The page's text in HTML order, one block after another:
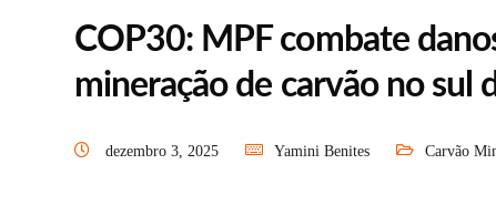
COP30: MPF combate
mineração de carvão no sul
dezembro 3, 2025 Yamini Benites Carvão